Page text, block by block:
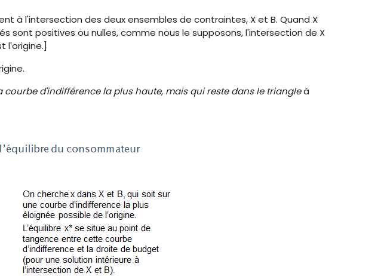
à l'intersection des deux ensembles de contraintes, X et B. Quand X
sont positives ou nulles, comme nous le supposons, l'intersection de X
l'origine.]
courbe d'indifférence la plus haute, mais qui reste dans le triangleà